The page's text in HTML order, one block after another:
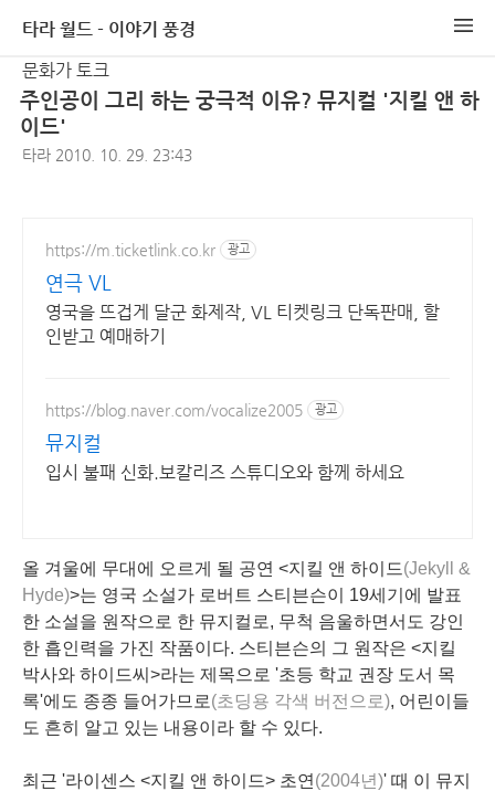
타라 월드 - 이야기 풍경
문화가 토크
주인공이 그리 하는 궁극적 이유? 뮤지컬 '지킬 앤 하
이드'
타라 2010. 10. 29. 23:43
https://m.ticketlink.co.kr 광고
연극 VL
영국을 뜨겁게 달군 화제작, VL 티켓링크 단독판매, 할
인받고 예매하기
https://blog.naver.com/vocalize2005 광고
뮤지컬
입시 불패 신화.보칼리즈 스튜디오와 함께 하세요
올 겨울에 무대에 오르게 될 공연 <지킬 앤 하이드(Jekyll &
Hyde)>는 영국 소설가 로버트 스티븐슨이 19세기에 발표
한 소설을 원작으로 한 뮤지컬로, 무척 음울하면서도 강인
한 흡인력을 가진 작품이다. 스티븐슨의 그 원작은 <지킬
박사와 하이드씨>라는 제목으로 '초등 학교 권장 도서 목
록'에도 종종 들어가므로(초딩용 각색 버전으로), 어린이들
도 흔히 알고 있는 내용이라 할 수 있다.
최근 '라이센스 <지킬 앤 하이드> 초연 (2004년)' 때 이 뮤지